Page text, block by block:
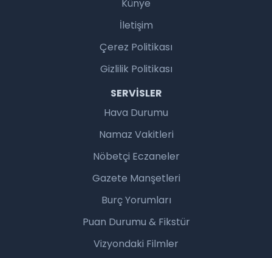
Künye
İletişim
Çerez Politikası
Gizlilik Politikası
SERVISLER
Hava Durumu
Namaz Vakitleri
Nöbetçi Eczaneler
Gazete Manşetleri
Burç Yorumları
Puan Durumu & Fikstür
Vizyondaki Filmler